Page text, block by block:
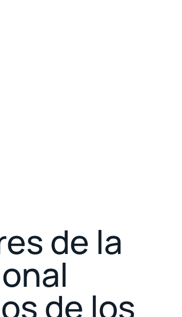
de la
de los